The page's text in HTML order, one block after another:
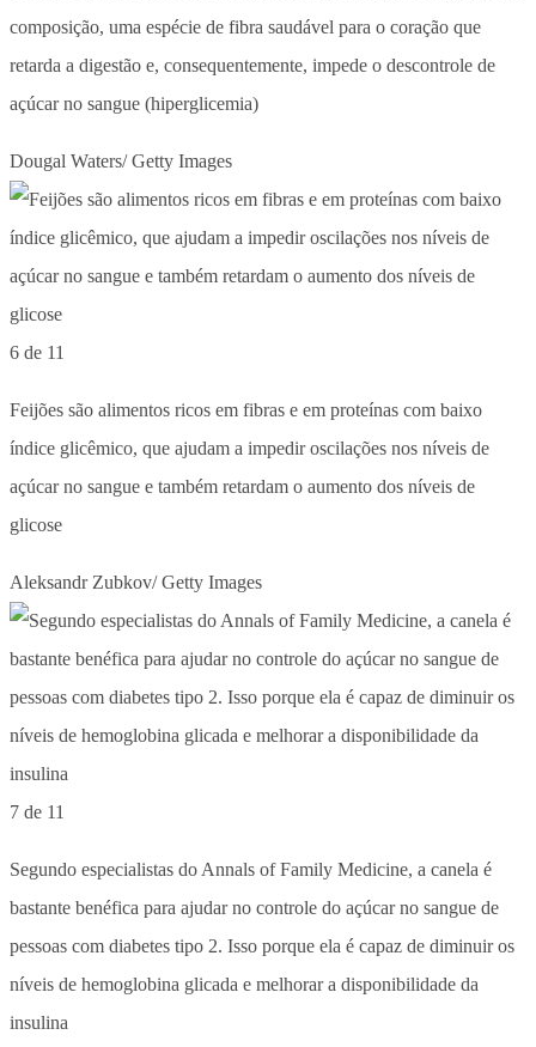
composição, uma espécie de fibra saudável para o coração que
retarda a digestão e, consequentemente, impede o descontrole de
açúcar no sangue (hiperglicemia)
Dougal Waters/ Getty Images
6 de 11
Feijões são alimentos ricos em fibras e em proteínas com baixo
índice glicêmico, que ajudam a impedir oscilações nos níveis de
açúcar no sangue e também retardam o aumento dos níveis de
glicose
Aleksandr Zubkov/ Getty Images
7 de 11
Segundo especialistas do Annals of Family Medicine, a canela é
bastante benéfica para ajudar no controle do açúcar no sangue de
pessoas com diabetes tipo 2. Isso porque ela é capaz de diminuir os
níveis de hemoglobina glicada e melhorar a disponibilidade da
insulina